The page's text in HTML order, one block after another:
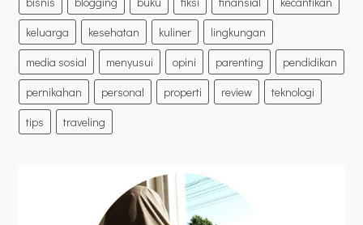
keluarga
kesehatan kuliner
lingkungan
media sosial
menyusui opini parenting
pendidikan
pernikahan
personal properti review
teknologi
tips
traveling